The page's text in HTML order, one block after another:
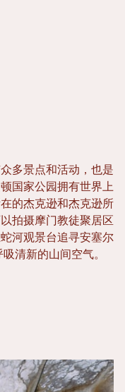
多景点和活动，也是
国家公园拥有世界上
的杰克逊和杰克逊所
拍摄摩门教徒聚居区
河观景台追寻安塞尔
清新的山间空气。